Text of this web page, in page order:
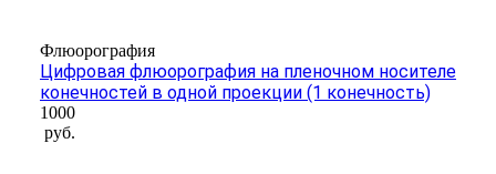
Флюорография
Цифровая флюорография на пленочном носителе
конечностей в одной проекции (1 конечность)
1000
руб.